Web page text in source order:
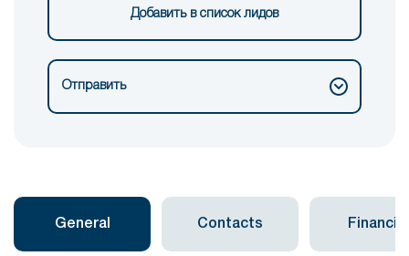
Добавить в список лидов
Отправить
General Contacts Financial